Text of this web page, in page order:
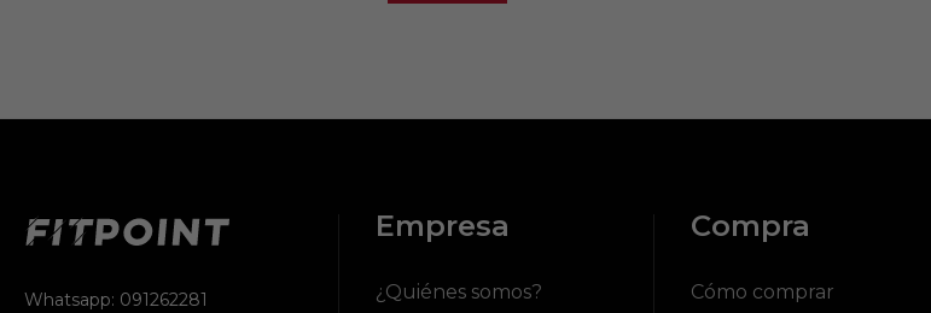
Whatsapp: 091262281
Empresa
¿Quiénes somos?
Compra
Cómo comprar